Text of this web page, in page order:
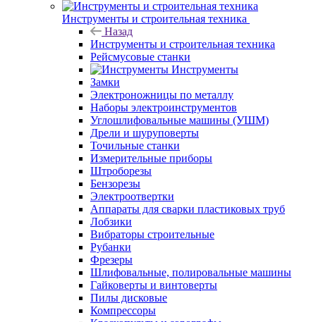
Инструменты и строительная техника
Назад
Инструменты и строительная техника
Рейсмусовые станки
Инструменты
Замки
Электроножницы по металлу
Наборы электроинструментов
Углошлифовальные машины (УШМ)
Дрели и шуруповерты
Точильные станки
Измерительные приборы
Штроборезы
Бензорезы
Электроотвертки
Аппараты для сварки пластиковых труб
Лобзики
Вибраторы строительные
Рубанки
Фрезеры
Шлифовальные, полировальные машины
Гайковерты и винтоверты
Пилы дисковые
Компрессоры